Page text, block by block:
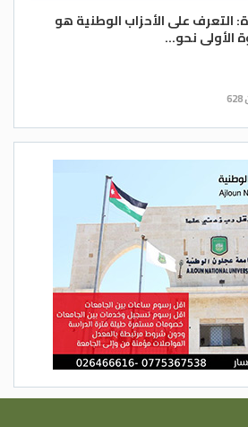
التعرف على الأحزاب الوطنية هو
الأولى نحو…